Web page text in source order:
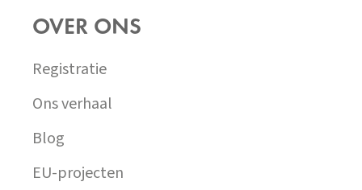
OVER ONS
Registratie
Ons verhaal
Blog
EU-projecten